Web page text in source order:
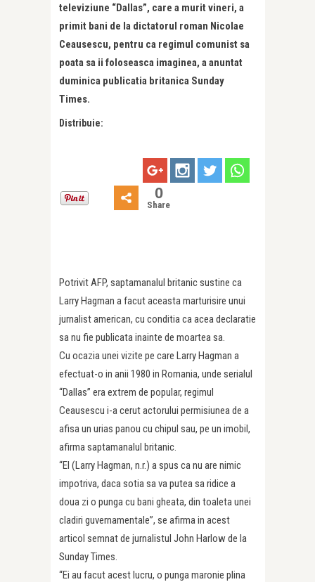
televiziune “Dallas”, care a murit vineri, a
primit bani de la dictatorul roman Nicolae
Ceausescu, pentru ca regimul comunist sa
poata sa ii foloseasca imaginea, a anuntat
duminica publicatia britanica Sunday
Times.
Distribuie:
0
Share
Potrivit AFP, saptamanalul britanic sustine ca
Larry Hagman a facut aceasta marturisire unui
jurnalist american, cu conditia ca acea declaratie
sa nu fie publicata inainte de moartea sa.
Cu ocazia unei vizite pe care Larry Hagman a
efectuat-o in anii 1980 in Romania, unde serialul
“Dallas” era extrem de popular, regimul
Ceausescu i-a cerut actorului permisiunea de a
afisa un urias panou cu chipul sau, pe un imobil,
afirma saptamanalul britanic.
“El (Larry Hagman, n.r.) a spus ca nu are nimic
impotriva, daca sotia sa va putea sa ridice a
doua zi o punga cu bani gheata, din toaleta unei
cladiri guvernamentale”, se afirma in acest
articol semnat de jurnalistul John Harlow de la
Sunday Times.
“Ei au facut acest lucru, o punga maronie plina